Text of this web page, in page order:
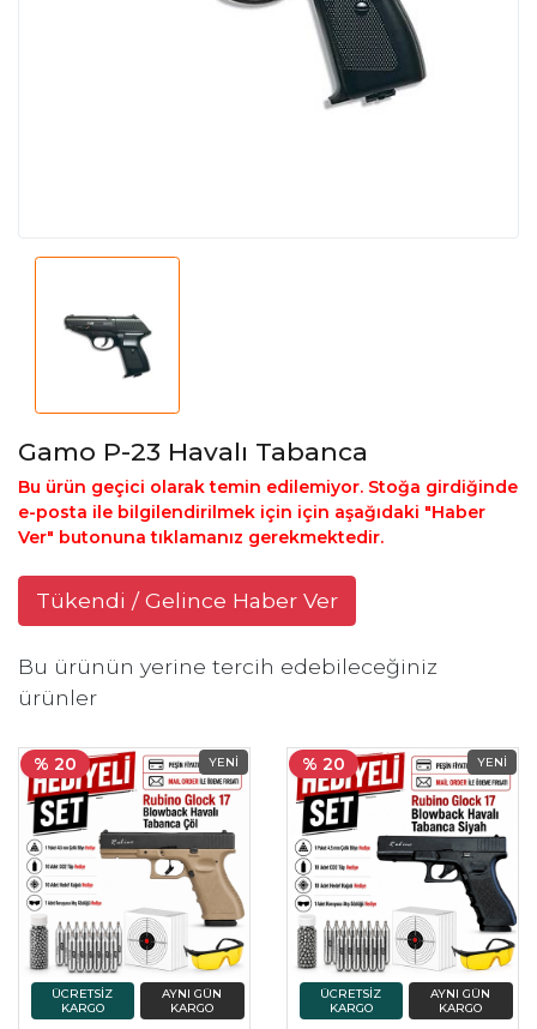
Gamo P-23 Havalı Tabanca
Bu ürün geçici olarak temin edilemiyor. Stoğa girdiğinde
e-posta ile bilgilendirilmek için için aşağıdaki "Haber
Ver" butonuna tıklamanız gerekmektedir.
Tükendi / Gelince Haber Ver
Bu ürünün yerine tercih edebileceğiniz
ürünler
% 20 % 20